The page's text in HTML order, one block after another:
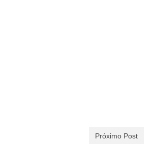
Próximo Post